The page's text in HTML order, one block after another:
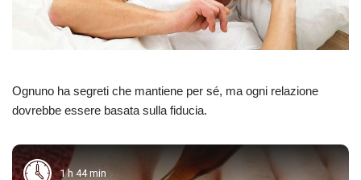
Ognuno ha segreti che mantiene per sé, ma ogni relazione
dovrebbe essere basata sulla fiducia.
1 h 44 min